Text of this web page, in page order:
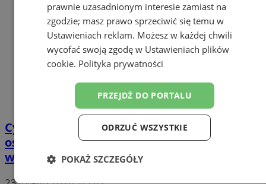
Cyberoszuści znów atakują. Śląska policja
ostrzega przed fałszywymi SMS-ami i
wyłudzeniami BLIK
prawnie uzasadnionym interesie zamiast na
zgodzie; masz prawo sprzeciwić się temu w
Ustawieniach reklam. Możesz w każdej chwili
wycofać swoją zgodę w Ustawieniach plików
cookie. Polityka prywatności
PRZEJDŹ DO PORTALU
ODRZUĆ WSZYSTKIE
POKAŻ SZCZEGÓŁY